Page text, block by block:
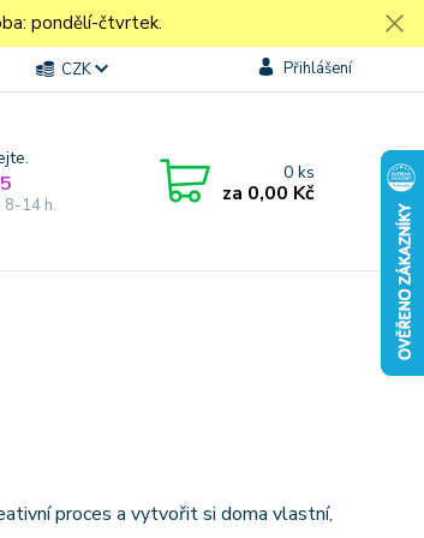
pondělí-čtvrtek.
CZK Přihlášení
8-14 h.
0ks
za 0,00 Kč
proces a vytvořit si doma vlastní,